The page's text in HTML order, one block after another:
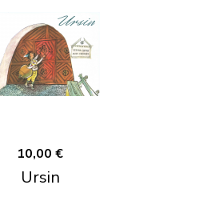
10,00 €
Ursin